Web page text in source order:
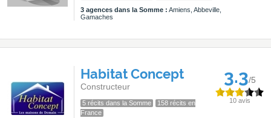
3 agences dans la Somme : Amiens, Abbeville,
Gamaches
Habitat Concept
Constructeur
5 récits dans la Somme
158 récits en
France
3.3/5
10 avis